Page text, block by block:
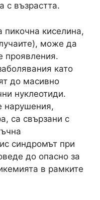
с възрастта.
киселина,
може да
проявления.
като
до масивно
нуклеотиди.
нарушения,
са свързани с
синдромът при
до опасно за
в рамките